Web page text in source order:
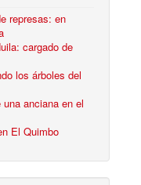
represas: en
cargado de
los árboles del
anciana en el
El Quimbo